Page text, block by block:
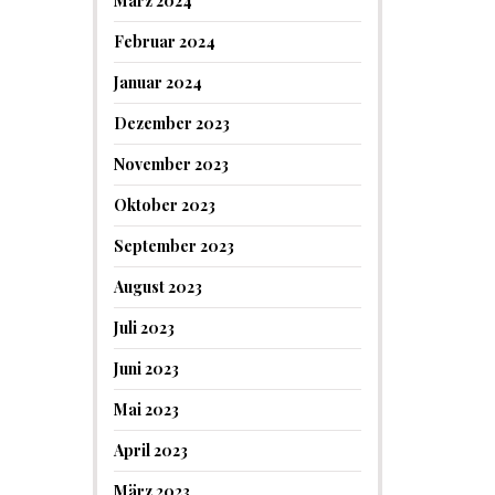
Februar 2024
Januar 2024
Dezember 2023
November 2023
Oktober 2023
September 2023
August 2023
Juli 2023
Juni 2023
Mai 2023
April 2023